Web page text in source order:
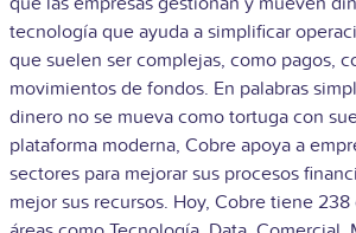
tecnología que ayuda a simplificar
que suelen ser complejas, como pagos,
movimientos de fondos. En palabras
dinero no se mueva como tortuga con
plataforma moderna, Cobre apoya a
sectores para mejorar sus procesos
mejor sus recursos. Hoy, Cobre tiene